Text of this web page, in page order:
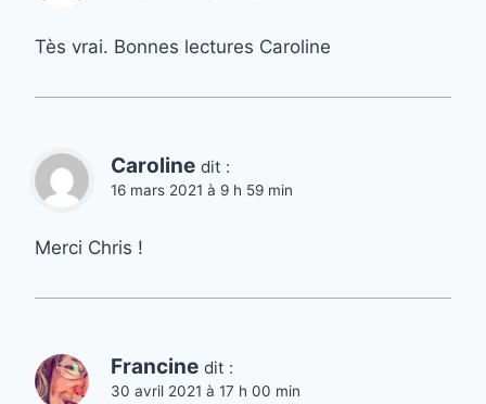
Tès vrai. Bonnes lectures Caroline
Caroline dit :
16 mars 2021 à 9 h 59 min
Merci Chris !
Francine dit :
30 avril 2021 à 17 h 00 min